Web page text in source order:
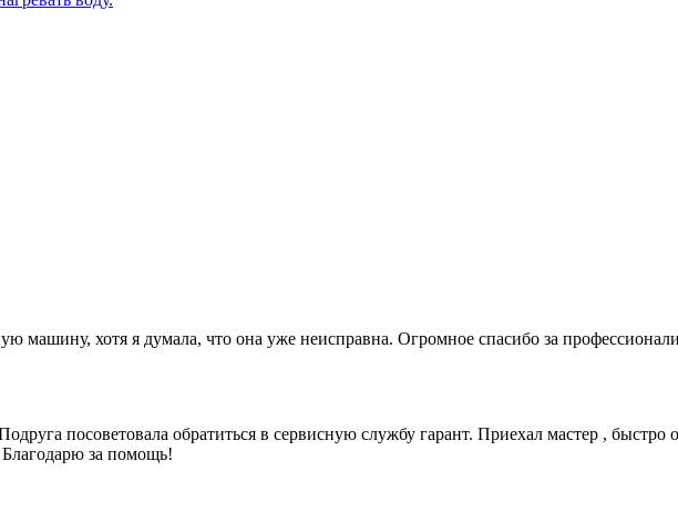
машину, хотя я думала, что она уже неисправна. Огромное спасибо за
посоветовала обратиться в сервисную службу гарант. Приехал мастер , быстро
за помощь!